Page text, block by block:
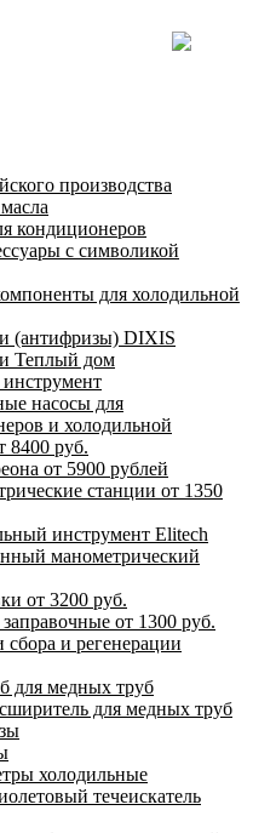
производства
кондиционеров
с символикой
для холодильной
(антифризы) DIXIS
Теплый дом
насосы для
и холодильной
8400 руб.
от 5900 рублей
станции от 1350
инструмент Elitech
манометрический
от 3200 руб.
от 1300 руб.
и регенерации
для медных труб
для медных труб
холодильные
течеискатель